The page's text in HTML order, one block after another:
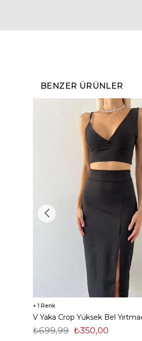
BENZER ÜRÜNLER
1
₺350,00
₺699,99